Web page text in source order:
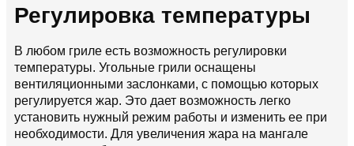
Регулировка температуры
В любом гриле есть возможность регулировки
температуры. Угольные грили оснащены
вентиляционными заслонками, с помощью которых
регулируется жар. Это дает возможность легко
установить нужный режим работы и изменить ее при
необходимости. Для увеличения жара на мангале